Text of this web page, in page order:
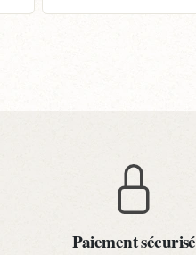
Paiement sécurisé